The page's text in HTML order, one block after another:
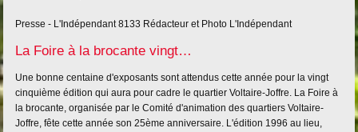
Presse - L'Indépendant 8133 Rédacteur et Photo L'Indépendant
La Foire à la brocante vingt…
Une bonne centaine d'exposants sont attendus cette année pour la vingt
cinquième édition qui aura pour cadre le quartier Voltaire-Joffre. La Foire à
la brocante, organisée par le Comité d'animation des quartiers Voltaire-
Joffre, fête cette année son 25ème anniversaire. L'édition 1996 au lieu,